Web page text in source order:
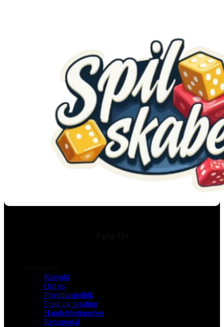
Kontakt
Om os
Privatlivspolitik
Fragt og betaling
Handelsbetingelser
Returportal